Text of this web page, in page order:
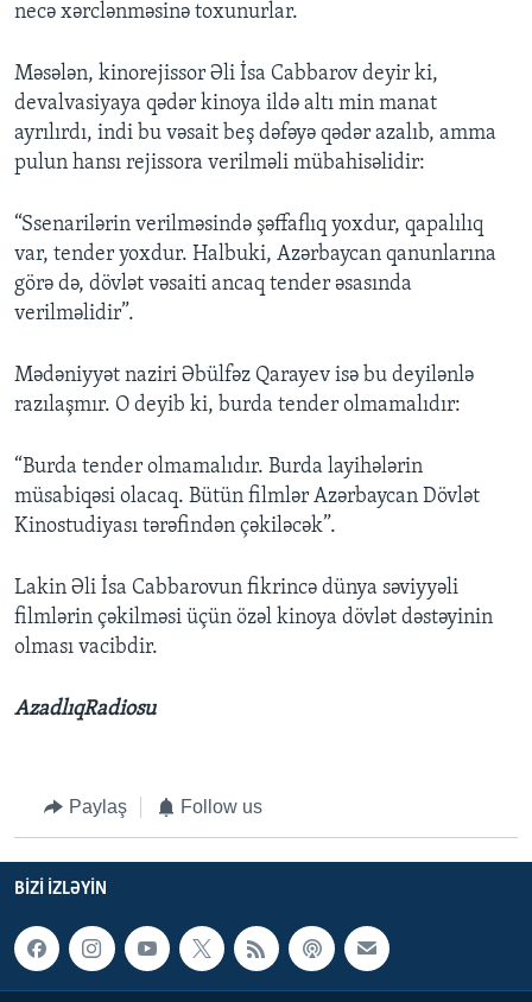
necə xərclənməsinə toxunurlar.
Məsələn, kinorejissor Əli İsa Cabbarov deyir ki,
devalvasiyaya qədər kinoya ildə altı min manat
ayrılırdı, indi bu vəsait beş dəfəyə qədər azalıb, amma
pulun hansı rejissora verilməli mübahisəlidir:
“Ssenarilərin verilməsində şəffaflıq yoxdur, qapalılıq
var, tender yoxdur. Halbuki, Azərbaycan qanunlarına
görə də, dövlət vəsaiti ancaq tender əsasında
verilməlidir”.
Mədəniyyət naziri Əbülfəz Qarayev isə bu deyilənlə
razılaşmır. O deyib ki, burda tender olmamalıdır:
“Burda tender olmamalıdır. Burda layihələrin
müsabiqəsi olacaq. Bütün filmlər Azərbaycan Dövlət
Kinostudiyası tərəfindən çəkiləcək”.
Lakin Əli İsa Cabbarovun fikrincə dünya səviyyəli
filmlərin çəkilməsi üçün özəl kinoya dövlət dəstəyinin
olması vacibdir.
AzadlıqRadiosu
Paylaş Follow us
BIZI IZLƏYIN